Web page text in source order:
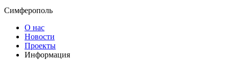
Симферополь
О нас
Новости
Проекты
Информация